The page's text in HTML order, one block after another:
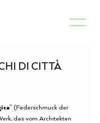
DI CITTÀ
” (Federschmuck der
das vom Architekten